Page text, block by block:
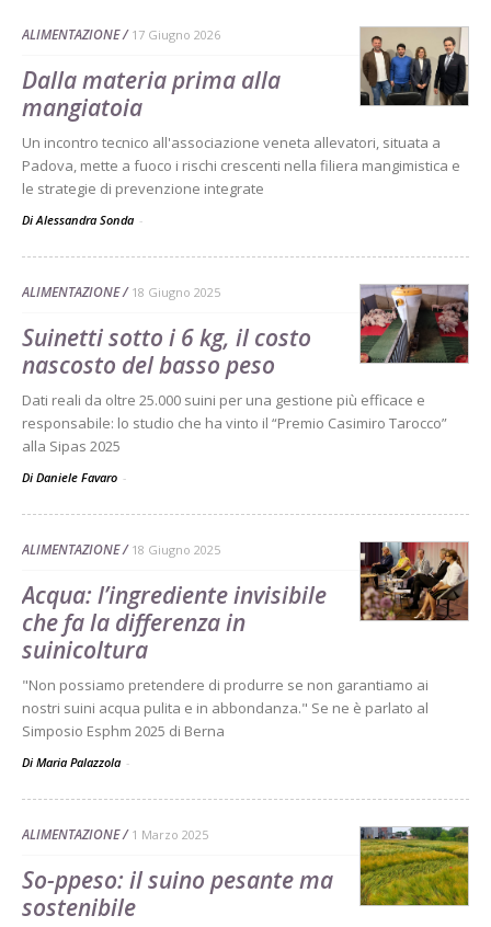
ALIMENTAZIONE 17 Giugno 2026
Dalla materia prima alla
mangiatoia
Un incontro tecnico all'associazione veneta allevatori, situata a
Padova, mette a fuoco i rischi crescenti nella filiera mangimistica e
le strategie di prevenzione integrate
Di Alessandra Sonda -
ALIMENTAZIONE 18 Giugno 2025
Suinetti sotto i 6 kg, il costo
nascosto del basso peso
Dati reali da oltre 25.000 suini per una gestione più efficace e
responsabile: lo studio che ha vinto il “Premio Casimiro Tarocco”
alla Sipas 2025
Di Daniele Favaro -
ALIMENTAZIONE 18 Giugno 2025
Acqua: l’ingrediente invisibile
che fa la differenza in
suinicoltura
"Non possiamo pretendere di produrre se non garantiamo ai
nostri suini acqua pulita e in abbondanza." Se ne è parlato al
Simposio Esphm 2025 di Berna
Di Maria Palazzola -
ALIMENTAZIONE 1 Marzo 2025
So-ppeso: il suino pesante ma
sostenibile